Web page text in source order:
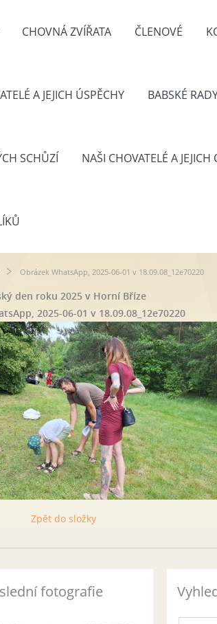
CHOVNÁ ZVÍŘATA ČLENOVÉ
A JEJICH ÚSPĚCHY BABSKÉ
SCHŮZÍ NAŠI CHOVATELÉ A
Obrázek WhatsApp, 2025-06-01 v 18.09.08_12e70220
den roku 2025 v Horní Bříze
2025-06-01 v 18.09.08_12e70220
Zpět do složky
fotografie